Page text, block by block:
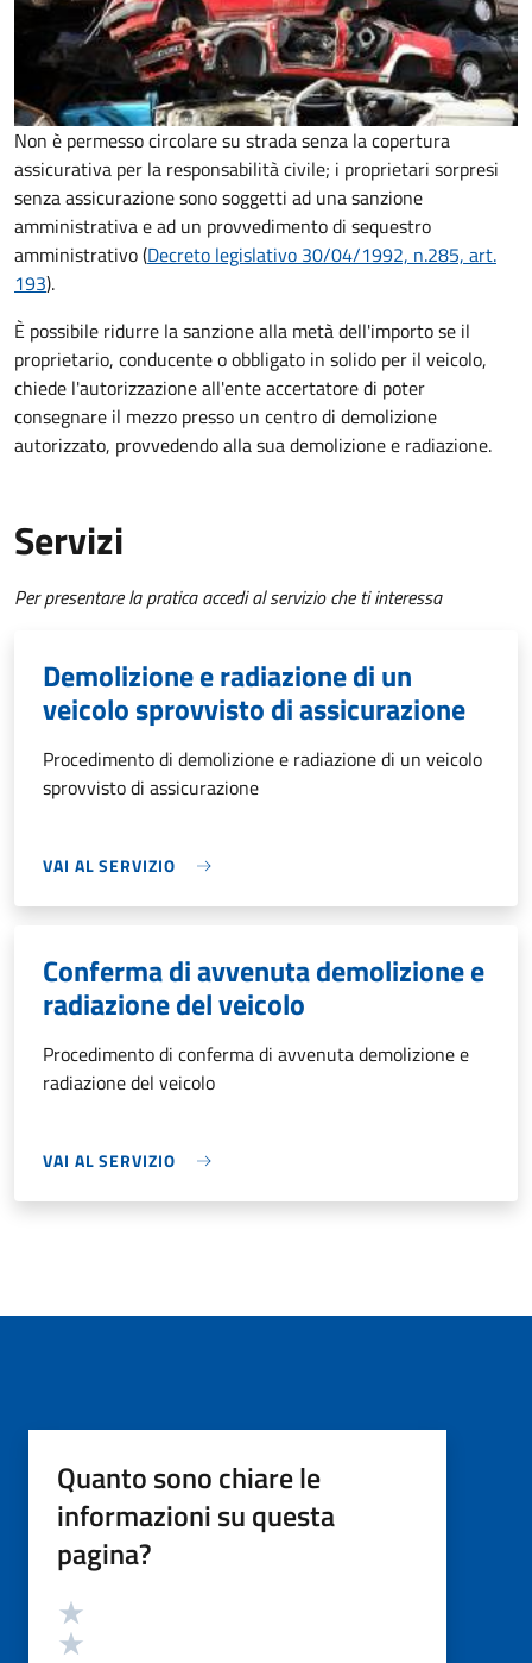
Non è permesso circolare su strada senza la copertura
assicurativa per la responsabilità civile; i proprietari sorpresi
senza assicurazione sono soggetti ad una sanzione
amministrativa e ad un provvedimento di sequestro
amministrativo (Decreto legislativo 30/04/1992, n.285, art.
193).
È possibile ridurre la sanzione alla metà dell'importo se il
proprietario, conducente o obbligato in solido per il veicolo,
chiede l'autorizzazione all'ente accertatore di poter
consegnare il mezzo presso un centro di demolizione
autorizzato, provvedendo alla sua demolizione e radiazione.
Servizi
Per presentare la pratica accedi al servizio che ti interessa
Demolizione e radiazione di un
veicolo sprovvisto di assicurazione
Procedimento di demolizione e radiazione di un veicolo
sprovvisto di assicurazione
VAI AL SERVIZIO
Conferma di avvenuta demolizione e
radiazione del veicolo
Procedimento di conferma di avvenuta demolizione e
radiazione del veicolo
VAI AL SERVIZIO
Quanto sono chiare le
informazioni su questa
pagina?
Valutazione